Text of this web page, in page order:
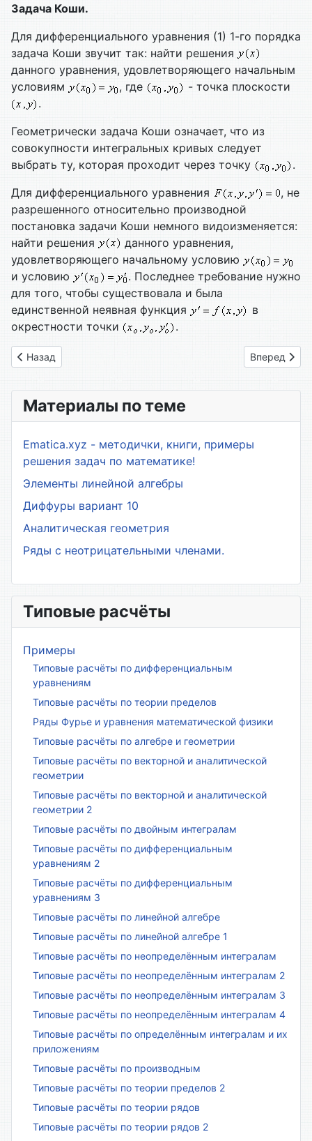
Задача Коши.
Для дифференциального уравнения (1) 1-го порядка
задача Коши звучит так: найти решения
данного уравнения, удовлетворяющего начальным
условиям
, где
- точка плоскости
.
Геометрически задача Коши означает, что из
совокупности интегральных кривых следует
выбрать ту, которая проходит через точку
.
Для дифференциального уравнения
, не
разрешенного относительно производной
постановка задачи Коши немного видоизменяется:
найти решения
данного уравнения,
удовлетворяющего начальному условию
и условию
. Последнее требование нужно
для того, чтобы существовала и была
единственной неявная функция
в
окрестности точки
.
Предыдущий: 2.01. Дифференциальные уравнения первого
Назад Следующий:
Вперед
Материалы по теме
Ematica.xyz - методички, книги, примеры
решения задач по математике!
Элементы линейной алгебры
Диффуры вариант 10
Аналитическая геометрия
Ряды с неотрицательными членами.
Типовые расчёты
Примеры
Типовые расчёты по дифференциальным
уравнениям
Типовые расчёты по теории пределов
Ряды Фурье и уравнения математической физики
Типовые расчёты по алгебре и геометрии
Типовые расчёты по векторной и аналитической
геометрии
Типовые расчёты по векторной и аналитической
геометрии 2
Типовые расчёты по двойным интегралам
Типовые расчёты по дифференциальным
уравнениям 2
Типовые расчёты по дифференциальным
уравнениям 3
Типовые расчёты по линейной алгебре
Типовые расчёты по линейной алгебре 1
Типовые расчёты по неопределённым интегралам
Типовые расчёты по неопределённым интегралам 2
Типовые расчёты по неопределённым интегралам 3
Типовые расчёты по неопределённым интегралам 4
Типовые расчёты по определённым интегралам и их
приложениям
Типовые расчёты по производным
Типовые расчёты по теории пределов 2
Типовые расчёты по теории рядов
Типовые расчёты по теории рядов 2